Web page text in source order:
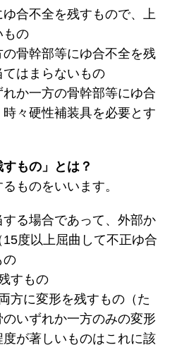
合不全を残すもので、上
もの
骨幹部等にゆ合不全を残
はまらないもの
か一方の骨幹部等にゆ合
々硬性補装具を必要とす
もの」とは？
ものをいいます。
る場合であって、外部か
度以上屈曲して不正ゆ合
の
すもの
方に変形を残すもの（た
いずれか一方のみの変形
が著しいものはこれに該